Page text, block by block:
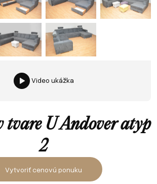
Video ukážka
tvare U Andover atyp
2
Vytvoriť cenovú ponuku